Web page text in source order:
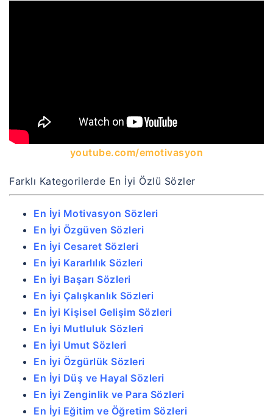
youtube.com/emotivasyon
Farklı Kategorilerde En İyi Özlü Sözler
En İyi Motivasyon Sözleri
En İyi Özgüven Sözleri
En İyi Cesaret Sözleri
En İyi Kararlılık Sözleri
En İyi Başarı Sözleri
En İyi Çalışkanlık Sözleri
En İyi Kişisel Gelişim Sözleri
En İyi Mutluluk Sözleri
En İyi Umut Sözleri
En İyi Özgürlük Sözleri
En İyi Düş ve Hayal Sözleri
En İyi Zenginlik ve Para Sözleri
En İyi Eğitim ve Öğretim Sözleri